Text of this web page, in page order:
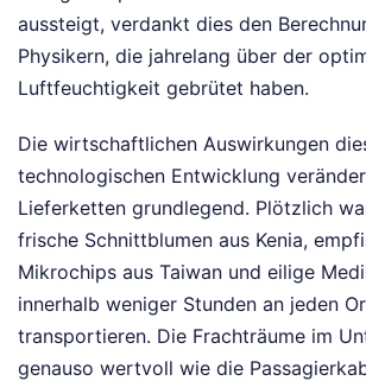
aussteigt, verdankt dies den
Physikern, die jahrelang über der
Luftfeuchtigkeit gebrütet haben.
Die wirtschaftlichen Auswirkungen
technologischen Entwicklung
Lieferketten grundlegend. Plötzlich
frische Schnittblumen aus Kenia,
Mikrochips aus Taiwan und eilige
innerhalb weniger Stunden an jeden
transportieren. Die Frachträume im
genauso wertvoll wie die